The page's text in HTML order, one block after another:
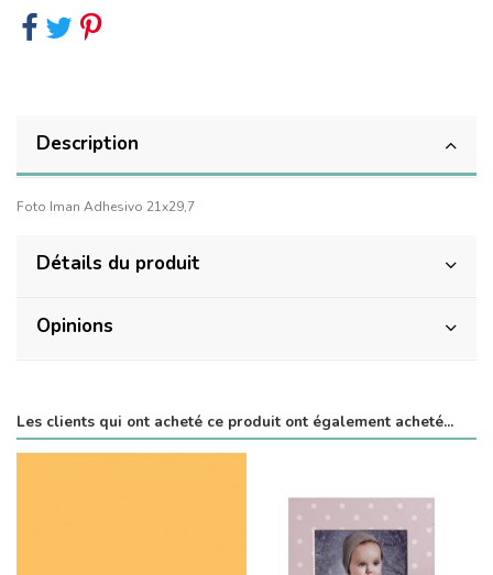
Description
Foto Iman Adhesivo 21x29,7
Détails du produit
Opinions
Les clients qui ont acheté ce produit ont également acheté...